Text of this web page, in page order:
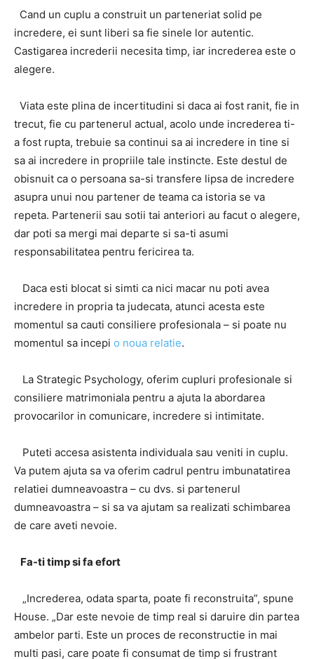
Cand un cuplu a construit un parteneriat solid pe
incredere, ei sunt liberi sa fie sinele lor autentic.
Castigarea increderii necesita timp, iar increderea este o
alegere.
Viata este plina de incertitudini si daca ai fost ranit, fie in
trecut, fie cu partenerul actual, acolo unde increderea ti-
a fost rupta, trebuie sa continui sa ai incredere in tine si
sa ai incredere in propriile tale instincte. Este destul de
obisnuit ca o persoana sa-si transfere lipsa de incredere
asupra unui nou partener de teama ca istoria se va
repeta. Partenerii sau sotii tai anteriori au facut o alegere,
dar poti sa mergi mai departe si sa-ti asumi
responsabilitatea pentru fericirea ta.
Daca esti blocat si simti ca nici macar nu poti avea
incredere in propria ta judecata, atunci acesta este
momentul sa cauti consiliere profesionala – si poate nu
momentul sa incepi o noua relatie.
La Strategic Psychology, oferim cupluri profesionale si
consiliere matrimoniala pentru a ajuta la abordarea
provocarilor in comunicare, incredere si intimitate.
Puteti accesa asistenta individuala sau veniti in cuplu.
Va putem ajuta sa va oferim cadrul pentru imbunatatirea
relatiei dumneavoastra – cu dvs. si partenerul
dumneavoastra – si sa va ajutam sa realizati schimbarea
de care aveti nevoie.
Fa-ti timp si fa efort
„Increderea, odata sparta, poate fi reconstruita”, spune
House. „Dar este nevoie de timp real si daruire din partea
ambelor parti. Este un proces de reconstructie in mai
multi pasi, care poate fi consumat de timp si frustrant